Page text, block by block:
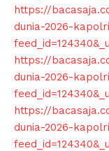
https://
dunia-2026-
https://
dunia-2026-
https://
dunia-2026-